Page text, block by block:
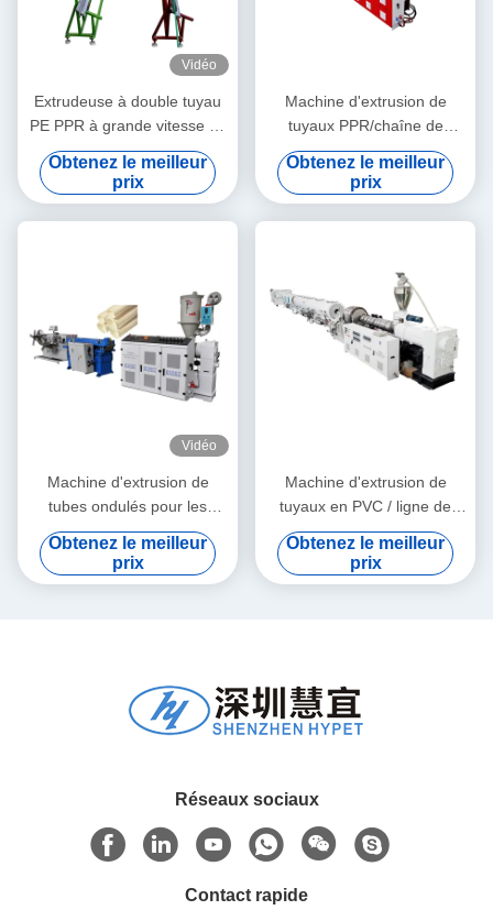
Vidéo
Extrudeuse à double tuyau
PE PPR à grande vitesse 16
- 32 mm à vis unique
SJ90/33
Obtenez le meilleur
prix
Machine d'extrusion de
tuyaux PPR/chaîne de
production de tuyaux PPR
20-63
Obtenez le meilleur
prix
Vidéo
Machine d'extrusion de
tubes ondulés pour les
granulés de PE et de PVC
Obtenez le meilleur
prix
Machine d'extrusion de
tuyaux en PVC / ligne de
production de tuyaux en
PVC 315-630
Obtenez le meilleur
prix
Réseaux sociaux
Contact rapide